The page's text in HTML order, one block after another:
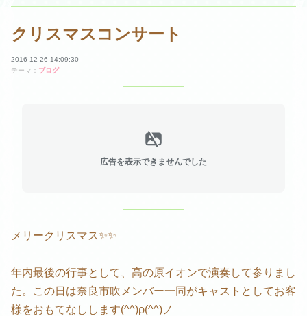
クリスマスコンサート
2016-12-26 14:09:30
テーマ： ブログ
広告を表示できませんでした
メリークリスマス✨✨
年内最後の行事として、高の原イオンで演奏して参りまし
た。この日は奈良市吹メンバー一同がキャストとしてお客
様をおもてなしします(^^)ρ(^^)ノ